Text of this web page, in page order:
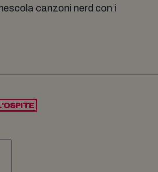
canzoni nerd con i